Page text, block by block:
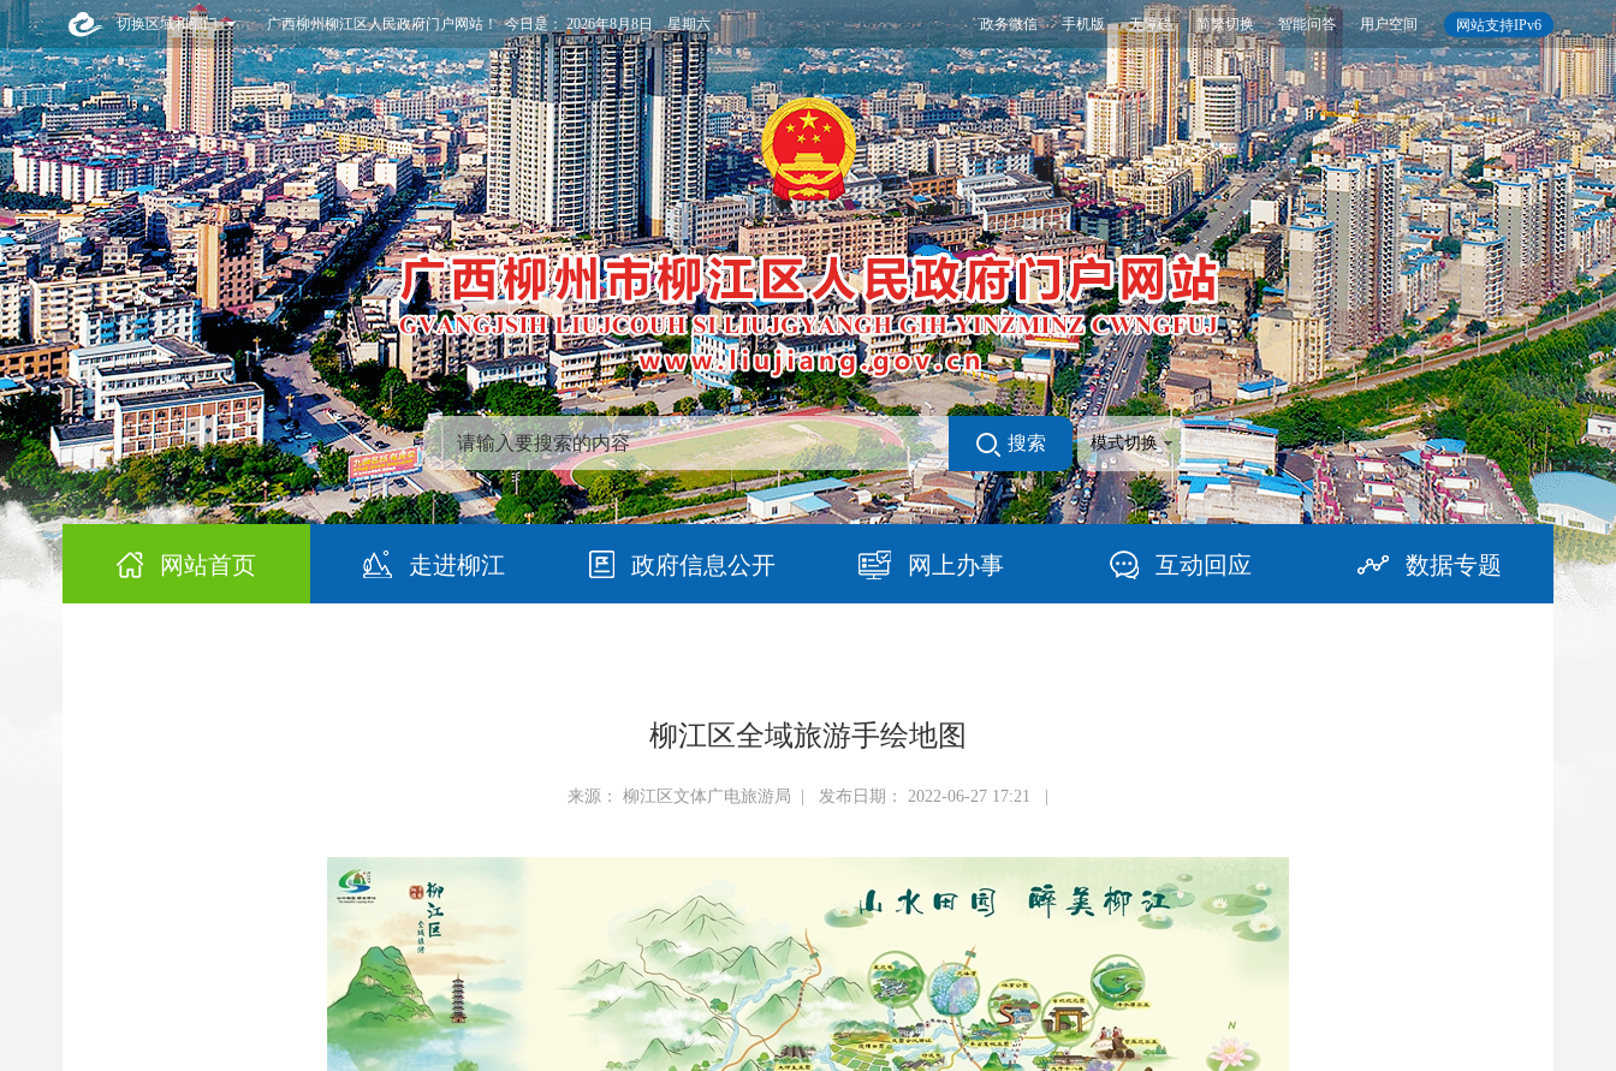
切换区域和部门 网站支持IPv6
政务微信 手机版 无障碍 简繁切换 智能问答 用户空间
广西柳州柳江区人民政府门户网站！ 今日是：2026年8月8日 星期六
搜索 模式切换
网站首页 走进柳江 政府信息公开 网上办事 互动回应 数据专题
柳江区全域旅游手绘地图
来源： 柳江区文体广电旅游局 | 发布日期： 2022-06-27 17:21 |